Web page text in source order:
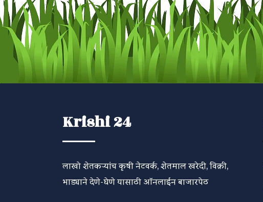
Krishi 24
लाखो शेतकऱ्यांच कृषी नेटवर्क, शेतमाल खरेदी, विक्री,
भाड्याने देणे-घेणे यासाठी ऑनलाईन बाजारपेठ